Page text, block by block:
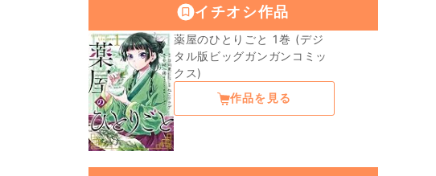
イチオシ作品
薬屋のひとりごと 1巻 (デジ
タル版ビッグガンガンコミッ
クス)
作品を見る